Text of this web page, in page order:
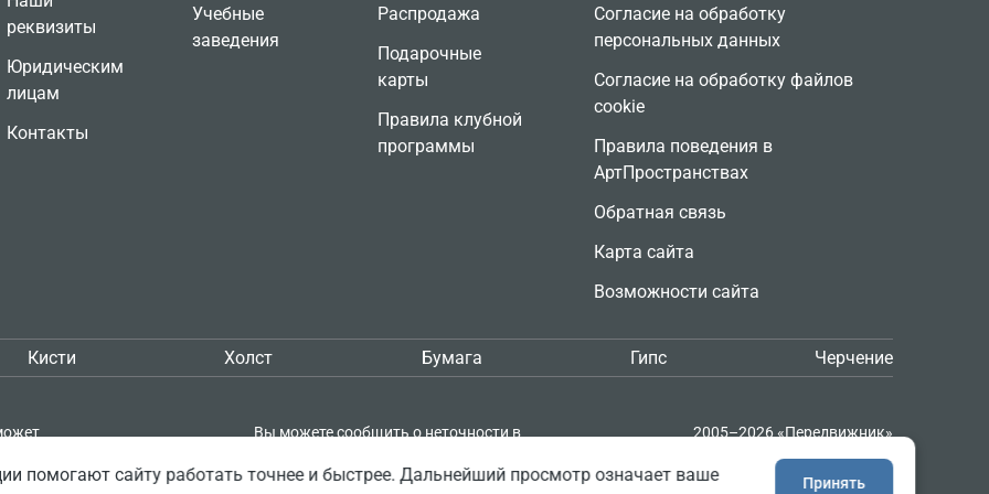
реквизиты
Юридическим
лицам
Контакты
Учебные
заведения
Распродажа
Подарочные
карты
Правила клубной
программы
Согласие на обработку
персональных данных
Согласие на обработку файлов
cookie
Правила поведения в
АртПространствах
Обратная связь
Карта сайта
Возможности сайта
Кисти Холст Бумага Гипс Черчение
проверять
Вы можете сообщить о неточности в
нажмите Shift + Enter
2005–2026 «Передвижник»
Progressive Media
помогают сайту работать точнее и быстрее. Дальнейший просмотр означает ваше
Принять